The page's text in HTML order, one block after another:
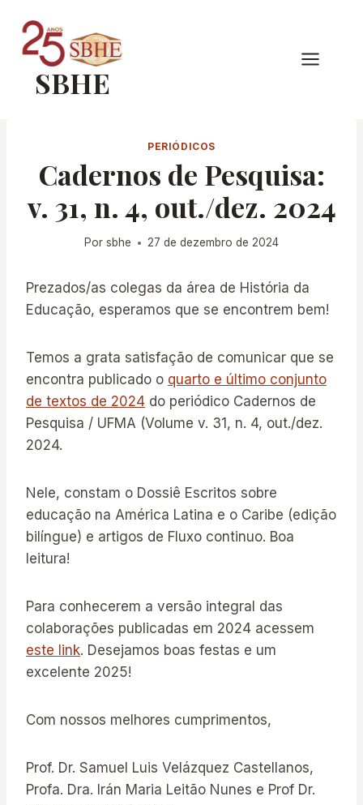
para
ConteúdoSBHE
PERIÓDICOS
Cadernos de Pesquisa:
v. 31, n. 4, out./dez. 2024
Por sbhe 27 de dezembro de 2024
Prezados/as colegas da área de História da
Educação, esperamos que se encontrem bem!
Temos a grata satisfação de comunicar que se
encontra publicado o quarto e último conjunto
de textos de 2024 do periódico Cadernos de
Pesquisa / UFMA (Volume v. 31, n. 4, out./dez.
2024.
Nele, constam o Dossiê Escritos sobre
educação na América Latina e o Caribe (edição
bilíngue) e artigos de Fluxo continuo. Boa
leitura!
Para conhecerem a versão integral das
colaborações publicadas em 2024 acessem
este link. Desejamos boas festas e um
excelente 2025!
Com nossos melhores cumprimentos,
Prof. Dr. Samuel Luis Velázquez Castellanos,
Profa. Dra. Irán Maria Leitão Nunes e Prof Dr.